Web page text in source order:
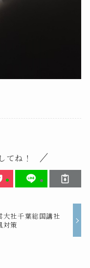
てね！
大社千葉総国講社
対策